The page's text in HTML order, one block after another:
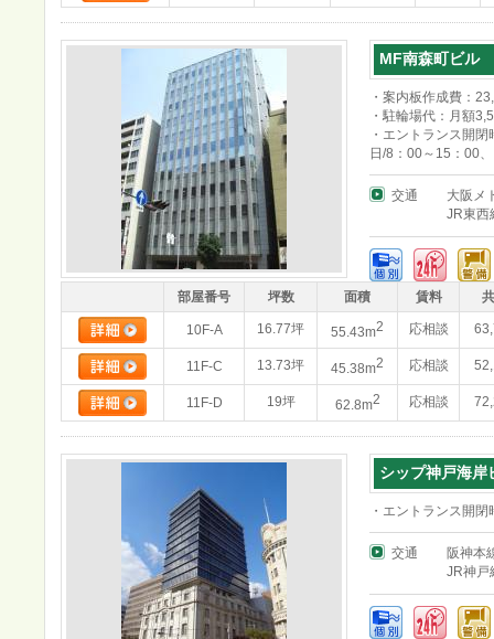
MF南森町ビル
・案内板作成費：
・駐輪場代：月額
・エントランス開
日/8：00～15：00
交通
大阪メ
JR東西
部屋番号 坪数 面積 賃料
10F-A 16.77坪 55.43m2 応相談
11F-C 13.73坪 45.38m2 応相談
11F-D 19坪 62.8m2 応相談
シップ神戸海岸
・エントランス開
交通
阪神本
JR神戸